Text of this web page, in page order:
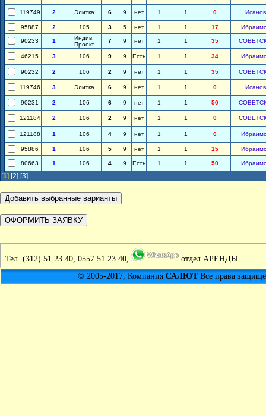
119749 2 Элитка 6 9 нет 1 1 0
95887 2 105 3 5 нет 1 1 17
90233 1
Индив.
Проект
7 9 нет 1 1 35
46215 3 106 9 9 Есть 1 1 34
90232 2 106 2 9 нет 1 1 35
119746 3 Элитка 6 9 нет 1 1 0
90231 2 106 6 9 нет 1 1 50
121184 2 106 2 9 нет 1 1 0
121188 1 106 4 9 нет 1 1 0
95886 1 106 5 9 нет 1 1 15
80663 1 106 4 9 Есть 1 1 50
[1] [2] [3]
Тел. (312) 51 23 40, 0557 51 23 40,
отдел АРЕНДЫ
© 2005-2017, Компания САЛЮТВсе права